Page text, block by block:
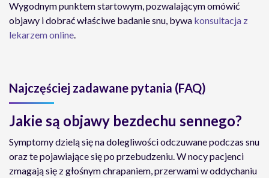
Wygodnym punktem startowym, pozwalającym omówić
objawy i dobrać właściwe badanie snu, bywa konsultacja z
lekarzem online.
Najczęściej zadawane pytania (FAQ)
Jakie są objawy bezdechu sennego?
Symptomy dzielą się na dolegliwości odczuwane podczas snu
oraz te pojawiające się po przebudzeniu. W nocy pacjenci
zmagają się z głośnym chrapaniem, przerwami w oddychaniu